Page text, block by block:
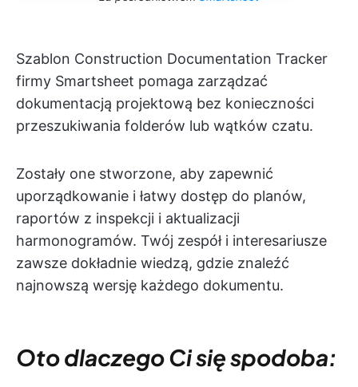
Szablon Construction Documentation Tracker
firmy Smartsheet pomaga zarządzać
dokumentacją projektową bez konieczności
przeszukiwania folderów lub wątków czatu.
Zostały one stworzone, aby zapewnić
uporządkowanie i łatwy dostęp do planów,
raportów z inspekcji i aktualizacji
harmonogramów. Twój zespół i interesariusze
zawsze dokładnie wiedzą, gdzie znaleźć
najnowszą wersję każdego dokumentu.
Oto dlaczego Ci się spodoba: